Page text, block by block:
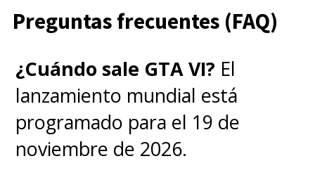
Preguntas frecuentes (FAQ)
¿Cuándo sale GTA VI? El
lanzamiento mundial está
programado para el 19 de
noviembre de 2026.